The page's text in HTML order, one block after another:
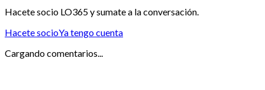
Hacete socio LO365 y sumate a la conversación.
Hacete socioYa tengo cuenta
Cargando comentarios...